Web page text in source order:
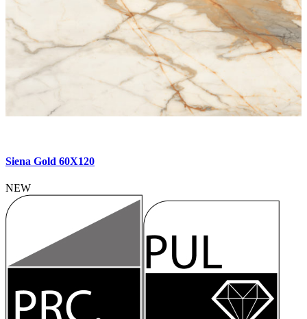
Siena Gold 60X120
NEW